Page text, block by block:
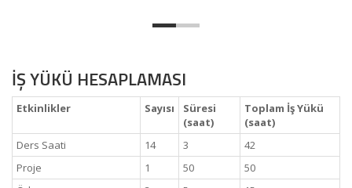
İŞ YÜKÜ HESAPLAMASI
Etkinlikler Sayısı
Süresi
(saat)
Toplam İş Yükü
(saat)
Ders Saati
14 3
42
Proje
1 50
50